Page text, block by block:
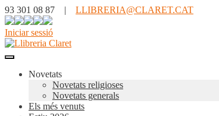
93 301 08 87 | LLIBRERIA@CLARET.CAT
Iniciar sessió
Novetats
Novetats religioses
Novetats generals
Els més venuts